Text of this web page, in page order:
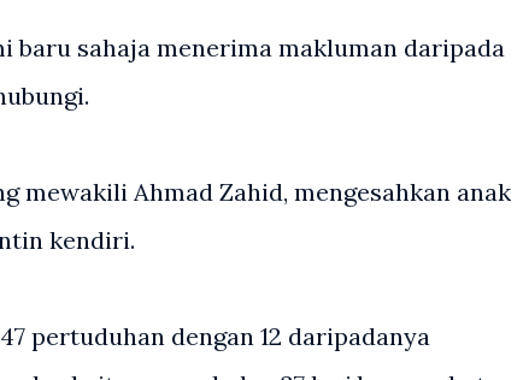
baru sahaja menerima makluman daripada
mewakili Ahmad Zahid, mengesahkan anak
kendiri.
pertuduhan dengan 12 daripadanya